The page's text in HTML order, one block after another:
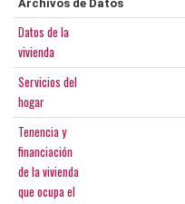
Archivos de Datos
Datos de la
vivienda
Servicios del
hogar
Tenencia y
financiación
de la vivienda
que ocupa el